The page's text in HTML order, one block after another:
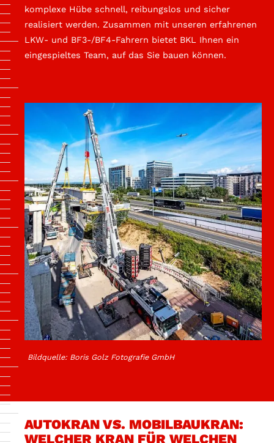
komplexe Hübe schnell, reibungslos und sicher
realisiert werden. Zusammen mit unseren erfahrenen
LKW- und BF3-/BF4-Fahrern bietet BKL Ihnen ein
eingespieltes Team, auf das Sie bauen können.
Bildquelle: Boris Golz Fotografie GmbH
AUTOKRAN VS. MOBILBAUKRAN:
WELCHER KRAN FÜR WELCHEN